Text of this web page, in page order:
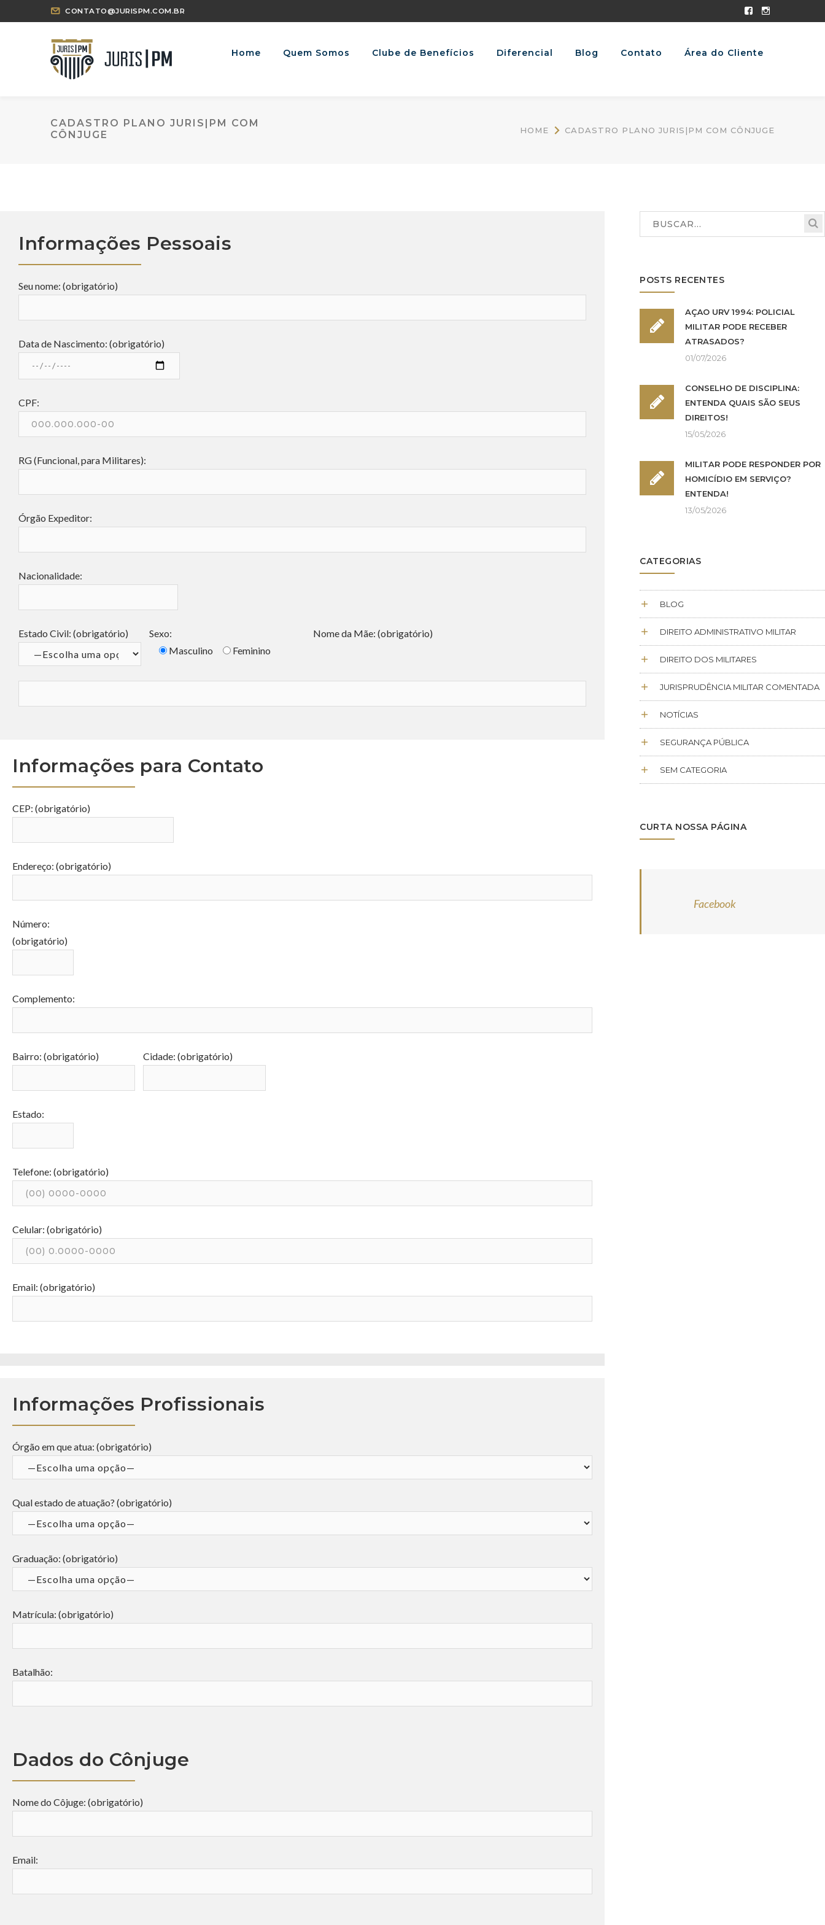
CONTATO@JURISPM.COM.BR
Facebook
Instagram
Home Quem Somos Clube de Benefícios Diferencial Blog Contato Área do Cliente
CADASTRO PLANO JURIS|PM COM
CÔNJUGE
HOME CADASTRO PLANO JURIS|PM COM CÔNJUGE
Informações Pessoais
Seu nome: (obrigatório)
Data de Nascimento: (obrigatório)
CPF:
RG (Funcional, para Militares):
Órgão Expeditor:
Nacionalidade:
Estado Civil: (obrigatório)
Sexo:
Masculino
Feminino
Nome da Mãe: (obrigatório)
Informações para Contato
CEP: (obrigatório)
Endereço: (obrigatório)
Número:
(obrigatório)
Complemento:
Bairro: (obrigatório) Cidade: (obrigatório)
Estado:
Telefone: (obrigatório)
Celular: (obrigatório)
Email: (obrigatório)
Informações Profissionais
Órgão em que atua: (obrigatório)
Qual estado de atuação? (obrigatório)
Graduação: (obrigatório)
Matrícula: (obrigatório)
Batalhão:
Dados do Cônjuge
Nome do Côjuge: (obrigatório)
Email:
POSTS RECENTES
AÇÃO URV 1994: POLICIAL
MILITAR PODE RECEBER
ATRASADOS?
01/07/2026
CONSELHO DE DISCIPLINA:
ENTENDA QUAIS SÃO SEUS
DIREITOS!
15/05/2026
MILITAR PODE RESPONDER POR
HOMICÍDIO EM SERVIÇO?
ENTENDA!
13/05/2026
CATEGORIAS
BLOG
DIREITO ADMINISTRATIVO MILITAR
DIREITO DOS MILITARES
JURISPRUDÊNCIA MILITAR COMENTADA
NOTÍCIAS
SEGURANÇA PÚBLICA
SEM CATEGORIA
CURTA NOSSA PÁGINA
Facebook